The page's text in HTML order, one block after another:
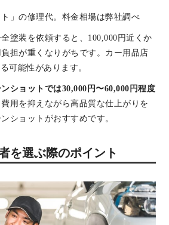
」の修理代。料金相場は弊社調べ
塗装を依頼すると、100,000円近くか
担が重くなりがちです。カー用品店
可能性があります。
ショットでは30,000円〜60,000円程度
費用を抑えながら高品質な仕上がりを
ショットがおすすめです。
を選ぶ際のポイント